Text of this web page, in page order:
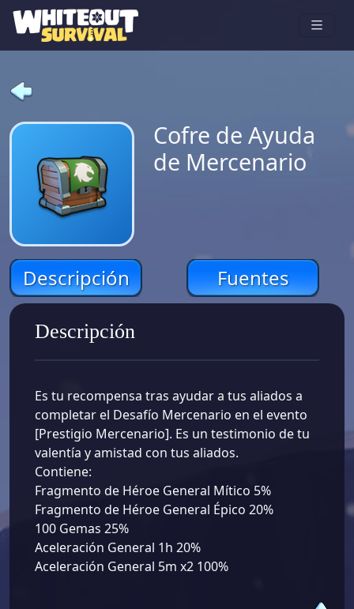
Cofre de Ayuda
de Mercenario
Descripción Fuentes
Descripción
Es tu recompensa tras ayudar a tus aliados a
completar el Desafío Mercenario en el evento
[Prestigio Mercenario]. Es un testimonio de tu
valentía y amistad con tus aliados.
Contiene:
Fragmento de Héroe General Mítico 5%
Fragmento de Héroe General Épico 20%
100 Gemas 25%
Aceleración General 1h 20%
Aceleración General 5m x2 100%